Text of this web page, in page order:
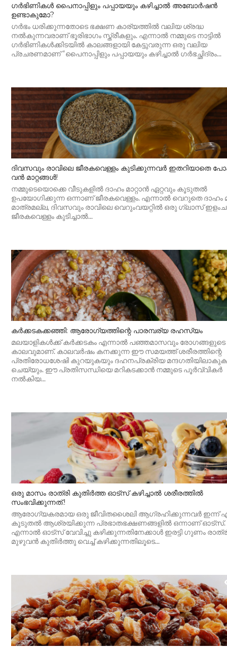
ഗർഭിണികൾ പൈനാപ്പിളും പപ്പായയും കഴിച്ചാൽ അബോർഷൻ
ഉണ്ടാകുമോ?
ഗർഭം ധരിക്കുന്നതോടെ ഭക്ഷണ കാര്യത്തിൽ വലിയ ശ്രദ്ധ
നൽകുന്നവരാണ് ഭൂരിഭാഗം സ്ത്രീകളും. എന്നാൽ നമ്മുടെ നാട്ടിൽ
ഗർഭിണികൾക്കിടയിൽ കാലങ്ങളായി കേട്ടുവരുന്ന ഒരു വലിയ
പ്രചരണമാണ് “പൈനാപ്പിളും പപ്പായയും കഴിച്ചാൽ ഗർഭച്ഛിദ്രം...
ദിവസവും രാവിലെ ജീരകവെള്ളം കുടിക്കുന്നവർ ഇതറിയാതെ
വൻ മാറ്റങ്ങൾ!
നമ്മുടെയൊക്കെ വീടുകളിൽ ദാഹം മാറ്റാൻ ഏറ്റവും കൂടുതൽ
ഉപയോഗിക്കുന്ന ഒന്നാണ് ജീരകവെള്ളം. എന്നാൽ വെറുതെ ദാഹം
മാത്രമല്ല, ദിവസവും രാവിലെ വെറുംവയറ്റിൽ ഒരു ഗ്ലാസ്
ജീരകവെള്ളം കുടിച്ചാൽ...
കർക്കടകക്കഞ്ഞി: ആരോഗ്യത്തിന്റെ പാരമ്പര്യ രഹസ്യം
മലയാളികൾക്ക് കർക്കടകം എന്നാൽ പഞ്ഞമാസവും രോഗങ്ങളുടെ
കാലവുമാണ്. കാലവർഷം കനക്കുന്ന ഈ സമയത്ത് ശരീരത്തിന്റെ
പ്രതിരോധശേഷി കുറയുകയും ദഹനപ്രക്രിയ
ചെയ്യും. ഈ പ്രതിസന്ധിയെ മറികടക്കാൻ നമ്മുടെ പൂർവ്വികർ
നൽകിയ...
ഒരു മാസം രാത്രി കുതിർത്ത ഓട്സ് കഴിച്ചാൽ ശരീരത്തിൽ
സംഭവിക്കുന്നത്.!
ആരോഗ്യകരമായ ഒരു ജീവിതശൈലി ആഗ്രഹിക്കുന്നവർ ഇന്ന്
കൂടുതൽ ആശ്രയിക്കുന്ന പ്രഭാതഭക്ഷണങ്ങളിൽ ഒന്നാണ് ഓട്സ്.
എന്നാൽ ഓട്സ് വേവിച്ചു കഴിക്കുന്നതിനേക്കാൾ ഇരട്ടി ഗുണം
മുഴുവൻ കുതിർത്തു വെച്ച് കഴിക്കുന്നതിലൂടെ...